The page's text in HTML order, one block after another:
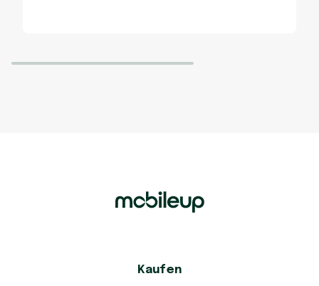
Kaufen